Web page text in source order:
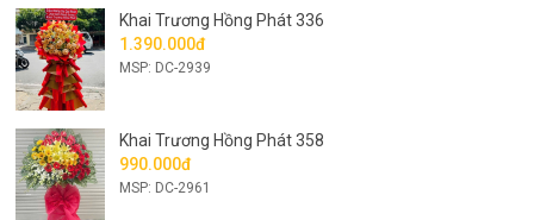
Khai Trương Hồng Phát 336
1.390.000đ
MSP: DC-2939
Khai Trương Hồng Phát 358
990.000đ
MSP: DC-2961